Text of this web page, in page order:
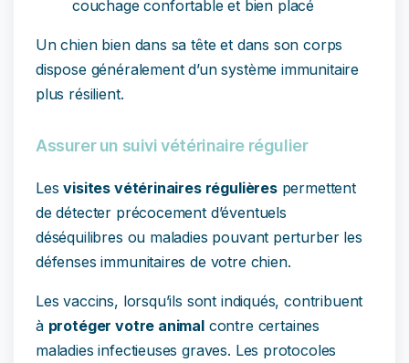
couchage confortable et bien placé
Un chien bien dans sa tête et dans son corps
dispose généralement d’un système immunitaire
plus résilient.
Assurer un suivi vétérinaire régulier
Lesvisites vétérinaires régulièrespermettent
de détecter précocement d’éventuels
déséquilibres ou maladies pouvant perturber les
défenses immunitaires de votre chien.
Les vaccins, lorsqu’ils sont indiqués, contribuent
à protéger votre animalcontre certaines
maladies infectieuses graves. Les protocoles